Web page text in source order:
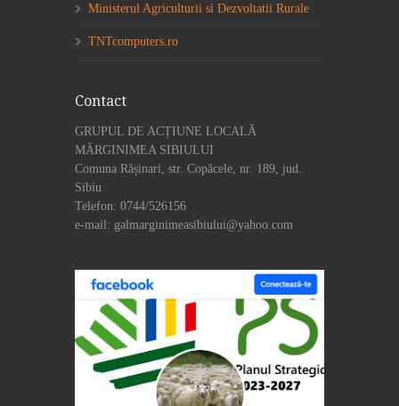
Ministerul Agriculturii si Dezvoltatii Rurale
TNTcomputers.ro
Contact
GRUPUL DE ACȚIUNE LOCALĂ
MĂRGINIMEA SIBIULUI
Comuna Rășinari, str. Copăcele, nr. 189, jud.
Sibiu
Telefon: 0744/526156
e-mail: galmarginimeasibiului@yahoo.com